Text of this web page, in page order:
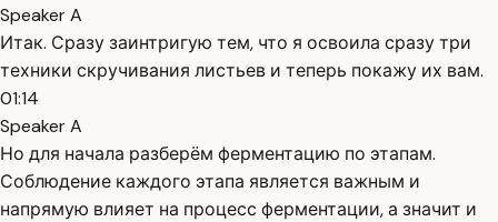
Speaker A
Итак. Сразу заинтригую тем, что я освоила сразу три
техники скручивания листьев и теперь покажу их вам.
01:14
Speaker A
Но для начала разберём ферментацию по этапам.
Соблюдение каждого этапа является важным и
напрямую влияет на процесс ферментации, а значит и